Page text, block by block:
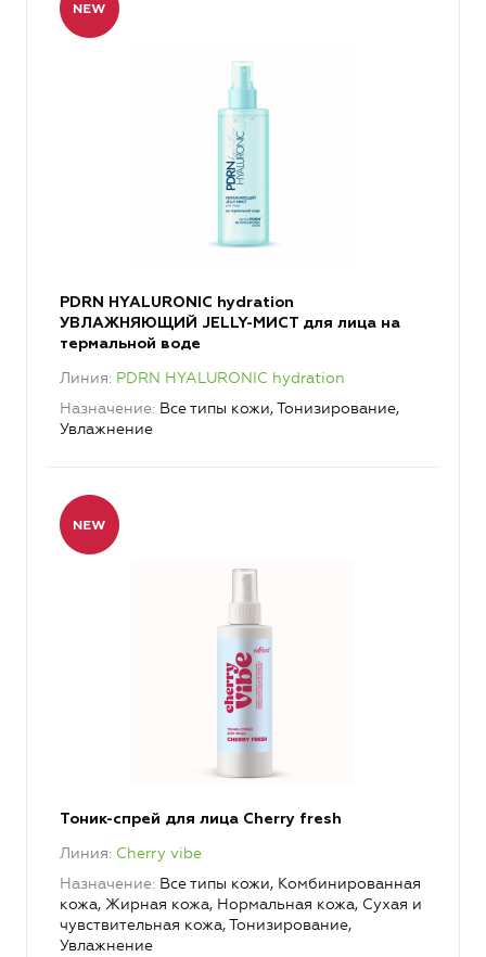
PDRN HYALURONIC hydration
УВЛАЖНЯЮЩИЙ JELLY-МИСТ для лица на
термальной воде
Линия PDRN HYALURONIC hydration
Назначение Все типы кожи, Тонизирование,
Увлажнение
Тоник-спрей для лица Cherry fresh
Линия Cherry vibe
Назначение Все типы кожи, Комбинированная
кожа, Жирная кожа, Нормальная кожа, Сухая и
чувствительная кожа, Тонизирование,
Увлажнение